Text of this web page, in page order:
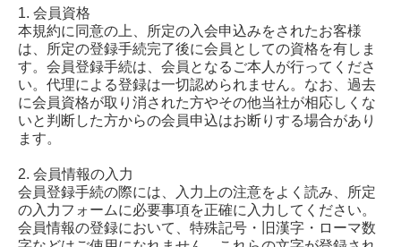
1. 会員資格
本規約に同意の上、所定の入会申込みをされたお客様
は、所定の登録手続完了後に会員としての資格を有しま
す。会員登録手続は、会員となるご本人が行ってくださ
い。代理による登録は一切認められません。なお、過去
に会員資格が取り消された方やその他当社が相応しくな
いと判断した方からの会員申込はお断りする場合があり
ます。
2. 会員情報の入力
会員登録手続の際には、入力上の注意をよく読み、所定
の入力フォームに必要事項を正確に入力してください。
会員情報の登録において、特殊記号・旧漢字・ローマ数